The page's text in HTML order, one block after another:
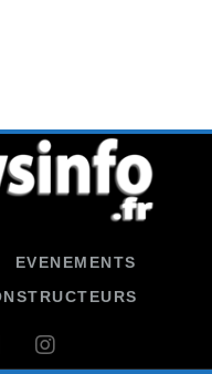
EVENEMENTS